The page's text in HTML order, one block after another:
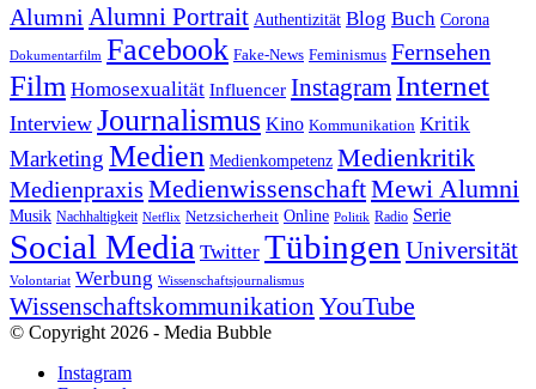
Alumni Alumni Portrait Authentizität Blog Buch Corona
Dokumentarfilm Facebook Fake-News Feminismus Fernsehen
Film Homosexualität Influencer Instagram Internet
Interview Journalismus Kino Kommunikation Kritik
Marketing Medien Medienkompetenz Medienkritik
Medienpraxis MedienwissenschaftMewi Alumni
Musik Nachhaltigkeit Netflix Netzsicherheit Online Politik Radio Serie
Social Media Twitter Tübingen Universität
Volontariat Werbung Wissenschaftsjournalismus
Wissenschaftskommunikation YouTube
© Copyright 2026 - Media Bubble
Instagram